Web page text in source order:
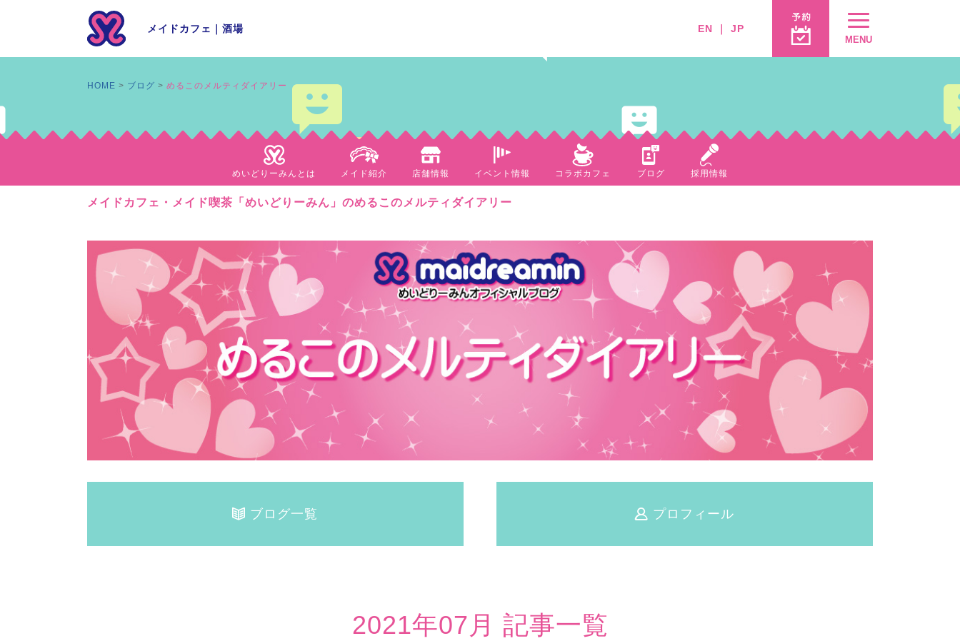
メイドカフェ ｜ 酒場 EN ｜ JP
MENU
めいどりーみんとは メイド紹介 店舗情報 イベント情報 コラボカフェ ブログ 採用情報
メイドカフェ・メイド喫茶「めいどりーみん」のめるこのメルティダイアリー
HOME ブログ めるこのメルティダイアリー
ブログ一覧 プロフィール
2021年07月 記事一覧